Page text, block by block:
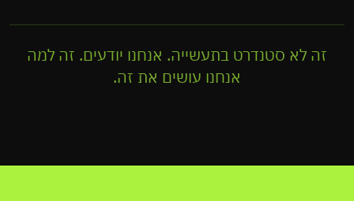
זה לא סטנדרט בתעשייה. אנחנו יודעים. זה למה
אנחנו עושים את זה.